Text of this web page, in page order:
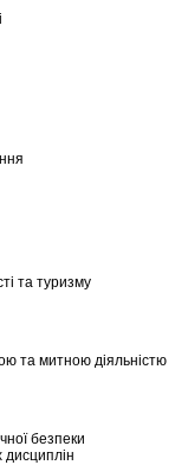
та туризму
та митною діяльністю
безпеки
дисциплін